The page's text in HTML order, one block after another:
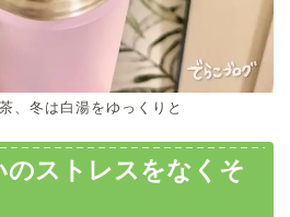
、冬は白湯をゆっくりと
のストレスをなくそ